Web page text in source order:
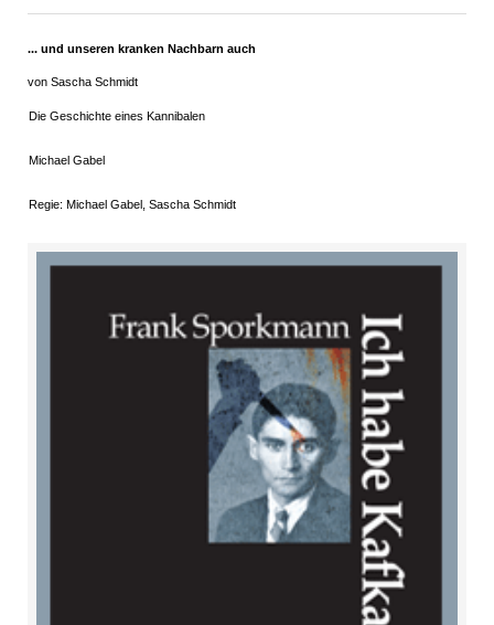
... und unseren kranken Nachbarn auch
von Sascha Schmidt
Die Geschichte eines Kannibalen
Michael Gabel
Regie: Michael Gabel, Sascha Schmidt